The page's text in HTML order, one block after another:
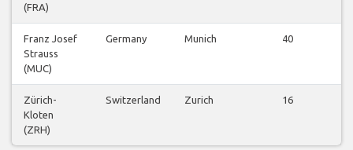
(FRA)
Franz Josef
Strauss
(MUC)
Germany Munich
40
Zürich-
Kloten
(ZRH)
Switzerland Zurich
16